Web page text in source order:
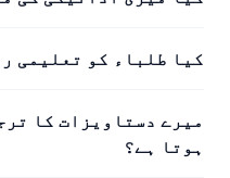
کیا طلباء کو تعلیمی
میرے دستاویزات کا
ہوتا ہے؟